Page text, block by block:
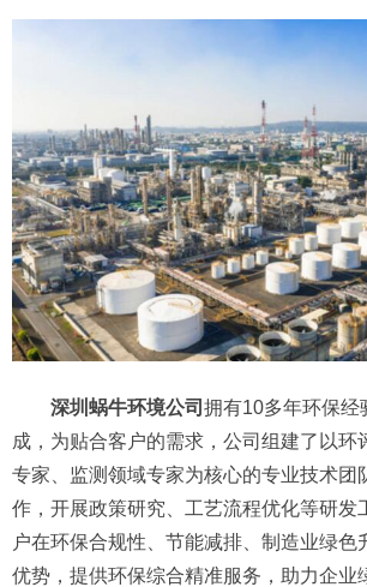
深圳蜗牛环境公司 拥有10多年环保经
成，为贴合客户的需求，公司组建了以环
专家、监测领域专家为核心的专业技术团
作，开展政策研究、工艺流程优化等研发
户在环保合规性、节能减排、制造业绿色
优势，提供环保综合精准服务，助力企业